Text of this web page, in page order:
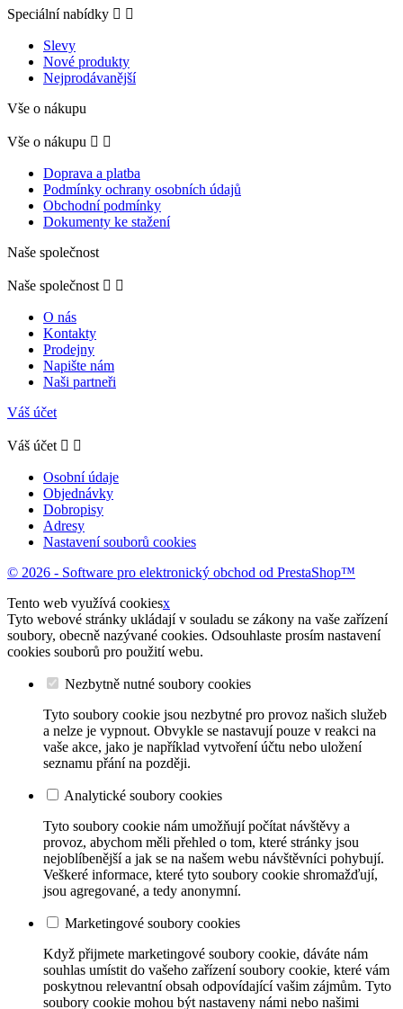
Speciální nabídky  
Slevy
Nové produkty
Nejprodávanější
Vše o nákupu
Vše o nákupu  
Doprava a platba
Podmínky ochrany osobních údajů
Obchodní podmínky
Dokumenty ke stažení
Naše společnost
Naše společnost  
O nás
Kontakty
Prodejny
Napište nám
Naši partneři
Váš účet
Váš účet  
Osobní údaje
Objednávky
Dobropisy
Adresy
Nastavení souborů cookies
© 2026 - Software pro elektronický obchod od PrestaShop™
Tento web využívá cookiesx
Tyto webové stránky ukládají v souladu se zákony na vaše zařízení
soubory, obecně nazývané cookies. Odsouhlaste prosím nastavení
cookies souborů pro použití webu.
Nezbytně nutné soubory cookies
Tyto soubory cookie jsou nezbytné pro provoz našich služeb
a nelze je vypnout. Obvykle se nastavují pouze v reakci na
vaše akce, jako je například vytvoření účtu nebo uložení
seznamu přání na později.
Analytické soubory cookies
Tyto soubory cookie nám umožňují počítat návštěvy a
provoz, abychom měli přehled o tom, které stránky jsou
nejoblíbenější a jak se na našem webu návštěvníci pohybují.
Veškeré informace, které tyto soubory cookie shromažďují,
jsou agregované, a tedy anonymní.
Marketingové soubory cookies
Když přijmete marketingové soubory cookie, dáváte nám
souhlas umístit do vašeho zařízení soubory cookie, které vám
poskytnou relevantní obsah odpovídající vašim zájmům. Tyto
soubory cookie mohou být nastaveny námi nebo našimi